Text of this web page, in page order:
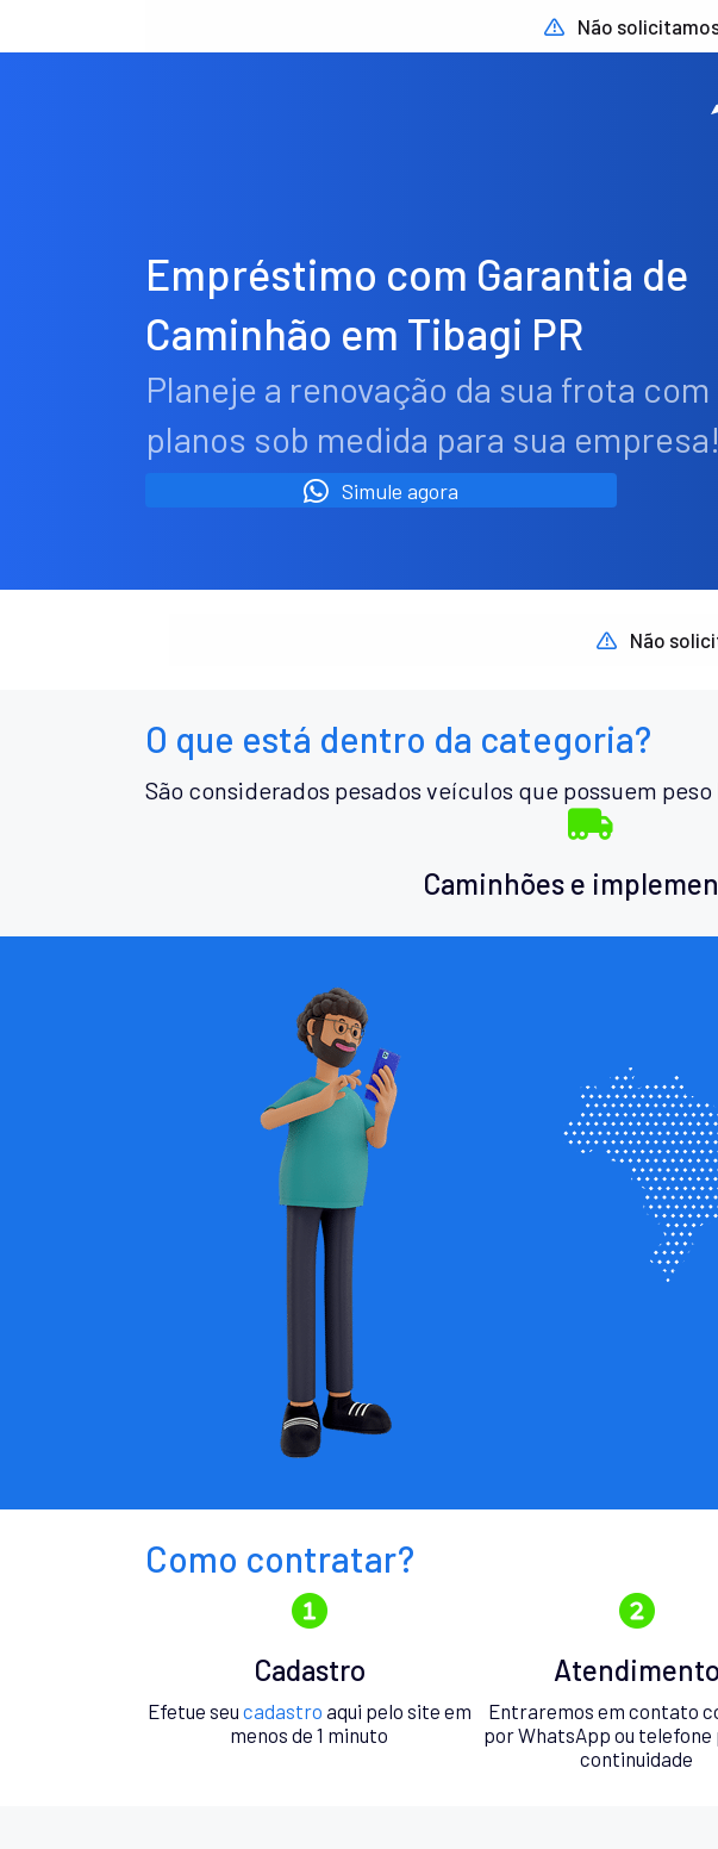
Não
Empréstimo com Garantia de
Caminhão em Tibagi PR
Planeje a renovação da sua frota com
planos sob medida para sua empresa!
Simule agora
Não
O que está dentro da categoria?
São considerados pesados veículos que possuem
Caminhões e
Como contratar?
Cadastro
Efetue seu cadastro aqui pelo site em
menos de 1 minuto
Atendimento
Entraremos em contato
por WhatsApp ou telefone
continuidade